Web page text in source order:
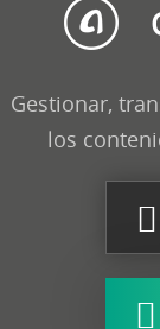
Gestionar,
los